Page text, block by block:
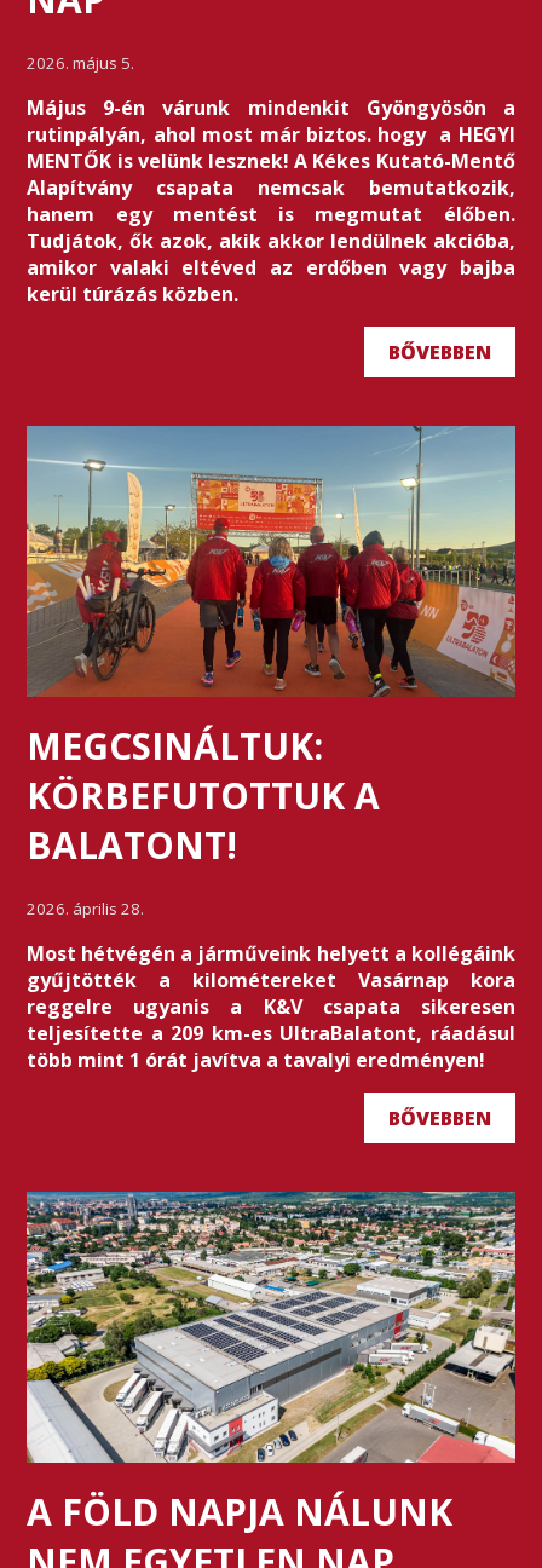
2026. május 5.
Május 9-én várunk mindenkit Gyöngyösön a
rutinpályán, ahol most már biztos. hogy a HEGYI
MENTŐK is velünk lesznek! A Kékes Kutató-Mentő
Alapítvány csapata nemcsak bemutatkozik,
hanem egy mentést is megmutat élőben.
Tudjátok, ők azok, akik akkor lendülnek akcióba,
amikor valaki eltéved az erdőben vagy bajba
kerül túrázás közben.
BŐVEBBEN
MEGCSINÁLTUK:
KÖRBEFUTOTTUK A
BALATONT!
2026. április 28.
Most hétvégén a járműveink helyett a kollégáink
gyűjtötték a kilométereket Vasárnap kora
reggelre ugyanis a K&V csapata sikeresen
teljesítette a 209 km-es UltraBalatont, ráadásul
több mint 1 órát javítva a tavalyi eredményen!
BŐVEBBEN
A FÖLD NAPJA NÁLUNK